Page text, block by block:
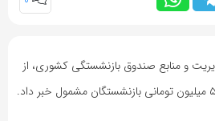
و منابع صندوق بازنشستگی کشوری، از